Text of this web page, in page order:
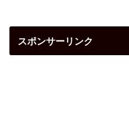
スポンサーリンク